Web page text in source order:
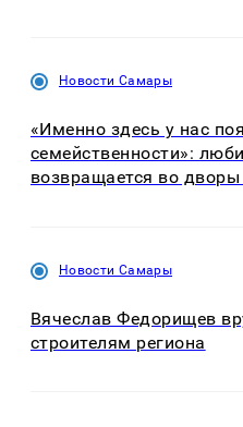
Новости Самары
«Именно здесь у нас
семейственности»:
возвращается во
Новости Самары
Вячеслав Федорищев
строителям региона